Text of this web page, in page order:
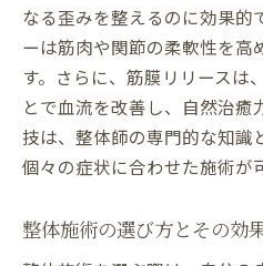
なる歪みを整えるのに効果的
ーは筋肉や関節の柔軟性を高
す。さらに、筋膜リリースは
とで血流を改善し、自然治癒
技は、整体師の専門的な知識
個々の症状に合わせた施術が
整体施術の選び方とその効